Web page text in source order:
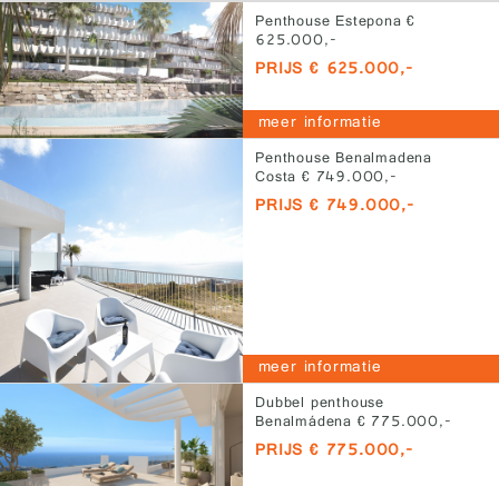
Penthouse Estepona €
625.000,-
PRIJS € 625.000,-
meer informatie
Penthouse Benalmadena
Costa € 749.000,-
PRIJS € 749.000,-
meer informatie
Dubbel penthouse
Benalmádena € 775.000,-
PRIJS € 775.000,-